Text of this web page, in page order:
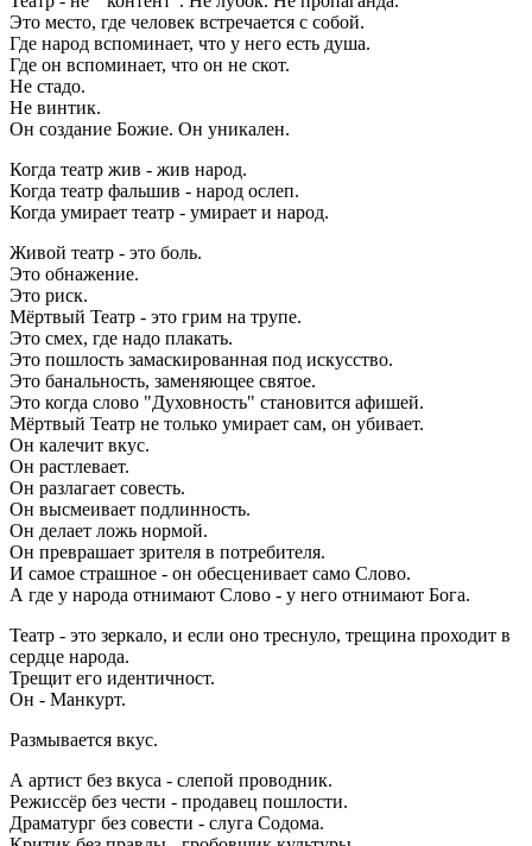
Это место, где человек встречается с собой.
Где народ вспоминает, что у него есть душа.
Где он вспоминает, что он не скот.
Не стадо.
Не винтик.
Он создание Божие. Он уникален.
Когда театр жив - жив народ.
Когда театр фальшив - народ ослеп.
Когда умирает театр - умирает и народ.
Живой театр - это боль.
Это обнажение.
Это риск.
Мёртвый Театр - это грим на трупе.
Это смех, где надо плакать.
Это пошлость замаскированная под искусство.
Это банальность, заменяющее святое.
Это когда слово "Духовность" становится афишей.
Мёртвый Театр не только умирает сам, он убивает.
Он калечит вкус.
Он растлевает.
Он разлагает совесть.
Он высмеивает подлинность.
Он делает ложь нормой.
Он преврашает зрителя в потребителя.
И самое страшное - он обесценивает само Слово.
А где у народа отнимают Слово - у него отнимают Бога.
Театр - это зеркало, и если оно треснуло, трещина проходит в
сердце народа.
Трещит его идентичност.
Он - Манкурт.
Размывается вкус.
А артист без вкуса - слепой проводник.
Режиссёр без чести - продавец пошлости.
Драматург без совести - слуга Содома.